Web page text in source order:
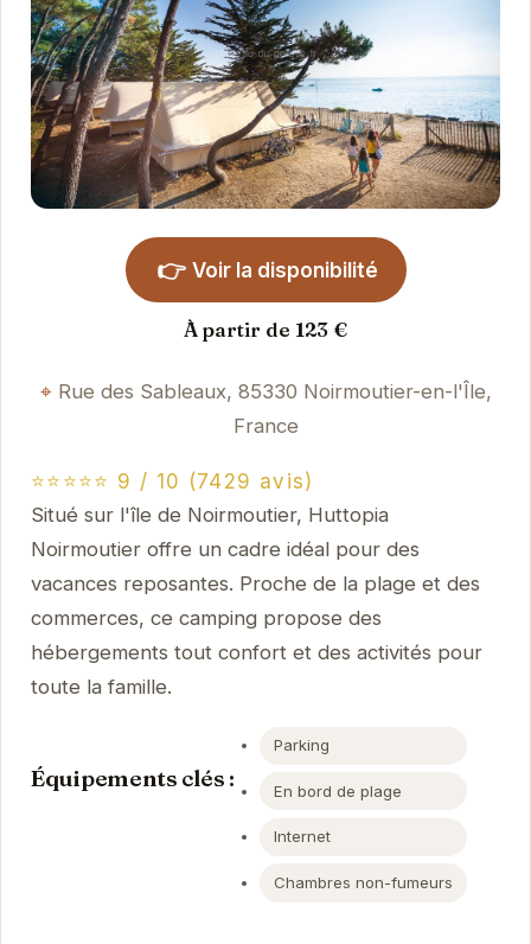
👉 Voir la disponibilité
À partir de 123 €
Rue des Sableaux, 85330 Noirmoutier-en-l'Île,
France
⭐⭐⭐⭐⭐ 9 / 10 (7429 avis)
Situé sur l'île de Noirmoutier, Huttopia
Noirmoutier offre un cadre idéal pour des
vacances reposantes. Proche de la plage et des
commerces, ce camping propose des
hébergements tout confort et des activités pour
toute la famille.
Équipements clés :
Parking
En bord de plage
Internet
Chambres non-fumeurs